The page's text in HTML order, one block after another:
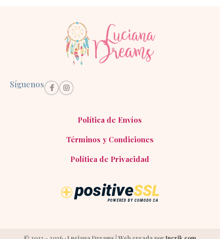
Síguenos
Política de Envíos
Términos y Condiciones
Política de Privacidad